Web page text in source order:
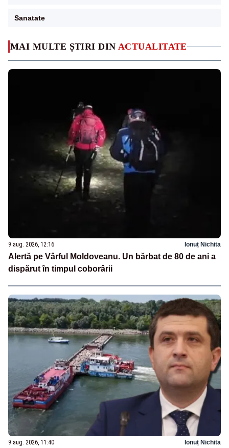
MAI MULTE ȘTIRI DIN ACTUALITATE
9 aug. 2026, 12:16 Ionuț Nichita
Alertă pe Vârful Moldoveanu. Un bărbat de 80 de ani a
dispărut în timpul coborârii
9 aug. 2026, 11:40 Ionuț Nichita
Sanatate